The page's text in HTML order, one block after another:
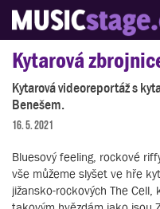
S muzikanty pro muzikanty
Kytarová
Kytarová videoreportáž s
Benešem.
16. 5. 2021
Bluesový feeling, rockové
vše můžeme slyšet ve hře
jižansko-rockových The